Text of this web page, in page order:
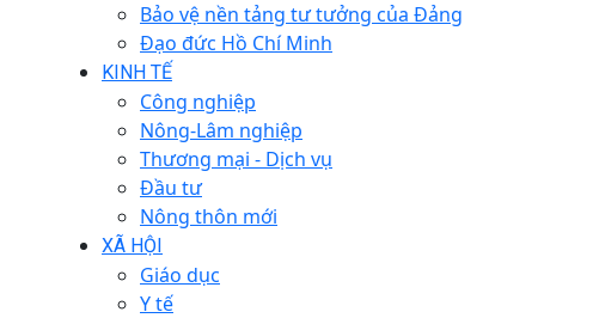
Bảo vệ nền tảng tư tưởng của Đảng
Đạo đức Hồ Chí Minh
KINH TẾ
Công nghiệp
Nông-Lâm nghiệp
Thương mại - Dịch vụ
Đầu tư
Nông thôn mới
XÃ HỘI
Giáo dục
Y tế